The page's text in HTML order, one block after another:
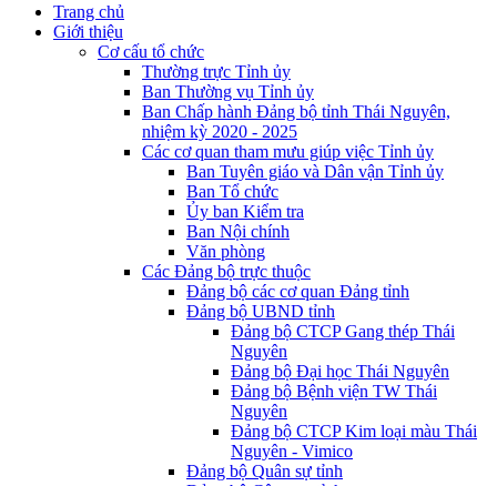
Trang chủ
Giới thiệu
Cơ cấu tổ chức
Thường trực Tỉnh ủy
Ban Thường vụ Tỉnh ủy
Ban Chấp hành Đảng bộ tỉnh Thái Nguyên,
nhiệm kỳ 2020 - 2025
Các cơ quan tham mưu giúp việc Tỉnh ủy
Ban Tuyên giáo và Dân vận Tỉnh ủy
Ban Tổ chức
Ủy ban Kiểm tra
Ban Nội chính
Văn phòng
Các Đảng bộ trực thuộc
Đảng bộ các cơ quan Đảng tỉnh
Đảng bộ UBND tỉnh
Đảng bộ CTCP Gang thép Thái
Nguyên
Đảng bộ Đại học Thái Nguyên
Đảng bộ Bệnh viện TW Thái
Nguyên
Đảng bộ CTCP Kim loại màu Thái
Nguyên - Vimico
Đảng bộ Quân sự tỉnh